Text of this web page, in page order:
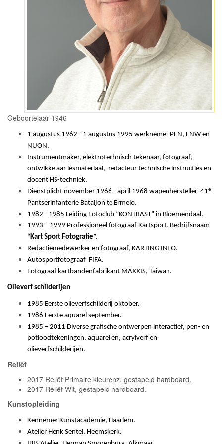
Geboortejaar 1946
1 augustus 1962 - 1 augustus 1995 werknemer PEN, ENW en
NUON.
Instrumentmaker, elektrotechnisch tekenaar, fotograaf,
ontwikkelaar lesmateriaal, redacteur technische instructies en
docent HS-techniek.
Dienstplicht november 1966 - april 1968 wapenhersteller 41e
Pantserinfanterie Bataljon te Ermelo.
1982 - 1985 Leiding Fotoclub “KONTRAST” in Bloemendaal.
1993 – 1999 Professioneel fotograaf Kartsport. Bedrijfsnaam
“Kart Sport Fotografie”.
Redactiemedewerker en fotograaf, KARTING INFO.
Autosportfotograaf FIFA.
Fotograaf kartbandenfabrikant MAXXIS, Taiwan.
Olieverf schilderijen
1985 Eerste olieverfschilderij oktober.
1986 Eerste aquarel september.
1985 – 2011 Diverse grafische ontwerpen interactief, pen- en
potloodtekeningen, aquarellen, acrylverf en
olieverfschilderijen.
Reliëf
2017 Reliëf Primaire kleurenz, gestapeld hardboard.
2017 Reliëf Wit, gestapeld hardboard.
Kunstopleiding
Kennemer Kunstacademie, Haarlem.
Atelier Henk Sentel, Heemskerk.